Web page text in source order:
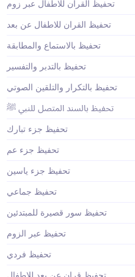
تحفيظ القران للاطفال عبر زوم
تحفيظ القران للاطفال عن بعد
تحفيظ بالاستماع والمطابقة
تحفيظ بالتدبر والتفسير
تحفيظ بالتكرار والتلقين الصوتي
تحفيظ بالسند المتصل للنبي ﷺ
تحفيظ جزء تبارك
تحفيظ جزء عم
تحفيظ جزء ياسين
تحفيظ جماعي
تحفيظ سور قصيرة للمبتدئين
تحفيظ عبر الزوم
تحفيظ فردي